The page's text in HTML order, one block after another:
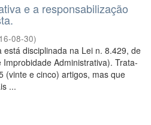
e a responsabilização
08-30)
disciplinada na Lei n. 8.429, de
Administrativa). Trata-
(vinte e cinco) artigos, mas que
...